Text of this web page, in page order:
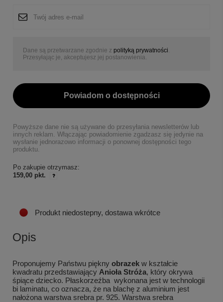
Dane są przetwarzane zgodnie z polityką prywatności
Przesyłając je, akceptujesz jej postanowienia.
Powiadom o dostępności
Powyższe dane nie są używane do przesyłania newsletterów lub
innych reklam. Włączając powiadomienie zgadzasz się jedynie na
wysłanie jednorazowo informacji o ponownej dostępności tego
produktu.
Po zakupie otrzymasz:
159,00 pkt.
Produkt niedostepny, dostawa wkrótce
Opis
Proponujemy Państwu piękny obrazek w kształcie
kwadratu przedstawiający Anioła Stróża, który okrywa
śpiące dziecko. Płaskorzeźba wykonana jest w technologii
bi laminatu, co oznacza, że na blachę z aluminium jest
nałożona warstwa srebra pr. 925. Warstwa srebra